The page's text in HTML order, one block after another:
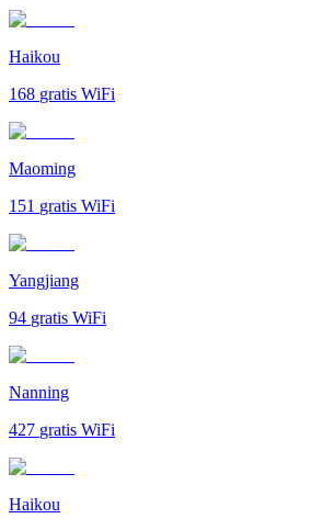
Haikou
168 gratis WiFi
Maoming
151 gratis WiFi
Yangjiang
94 gratis WiFi
Nanning
427 gratis WiFi
Haikou